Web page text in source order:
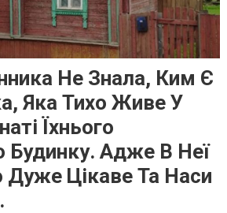
Не Знала, Ким Є
Яка Тихо Живе У
Їхнього
Будинку. Адже В Неї
Дуже Цікаве Та Наси